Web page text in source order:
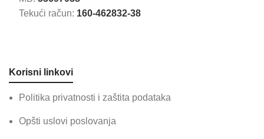
Tekući račun: 160-462832-38
Korisni linkovi
Politika privatnosti i zaštita podataka
Opšti uslovi poslovanja